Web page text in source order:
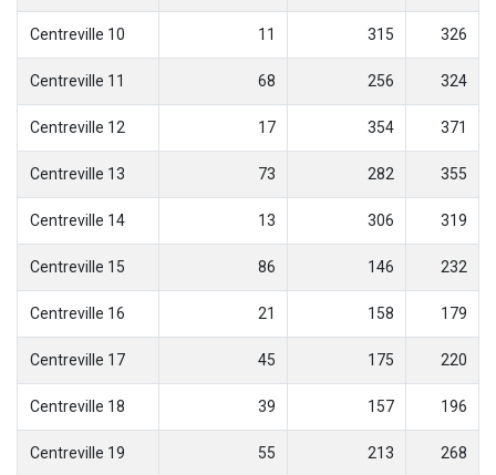
Centreville 10 11 315 326
Centreville 11 68 256 324
Centreville 12 17 354 371
Centreville 13 73 282 355
Centreville 14 13 306 319
Centreville 15 86 146 232
Centreville 16 21 158 179
Centreville 17 45 175 220
Centreville 18 39 157 196
Centreville 19 55 213 268